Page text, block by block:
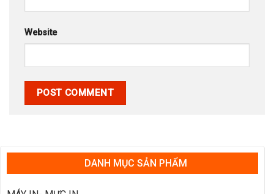
Website
DANH MỤC SẢN PHẨM